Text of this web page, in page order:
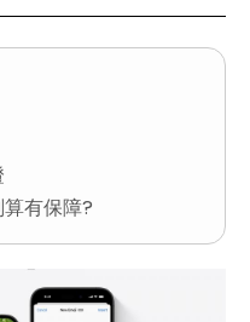
有保障?